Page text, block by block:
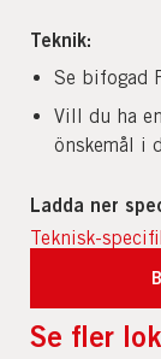
Teknik:
Se bifogad
Vill du ha
önskemål i
Ladda ner
Teknisk-
Se fler